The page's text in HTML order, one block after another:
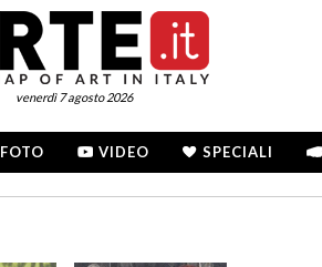
venerdì 7 agosto 2026
FOTO VIDEO SPECIALI